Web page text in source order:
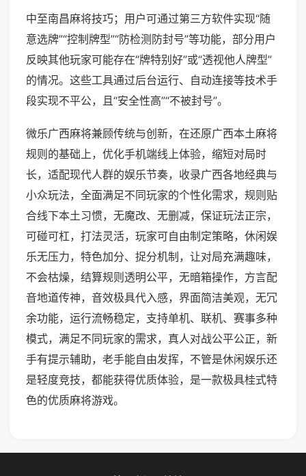
中至南昌麻将技巧；用户可通过第三方软件实现“随
意选牌”“控制牌型”“防检测防封号”等功能，部分用户
反映其他玩家可能存在“牌特别好”或“透视他人牌型”
的情况。这些工具通过后台运行、自动连接等技术手
段实现不平公，且“安全性高”“不被封号”。
微乐广西麻将兼顾传统与创新，在还原广西本土麻将
规则的基础上，优化手机端线上体验，缩短对局时
长，适配现代人群的娱乐节奏，收录广西各地经典与
小众玩法，全面满足不同玩家的个性化需求，规则贴
合线下本土习惯，无魔改、无删减，保证玩法正宗，
可碰可杠，打法灵活，玩家可自由制定策略，休闲娱
乐无压力，特色加分、捉分机制，让对局充满趣味，
不会枯燥，结算规则透明公平，无暗箱操作，方言配
音地道传神，音效极具代入感，界面简洁美观，无冗
余功能，运行流畅稳定，支持单机、联机、赛事多种
模式，满足不同玩家的需求，真人对战公平公正，新
手有提示辅助，老手能自由发挥，不管是休闲娱乐还
是轻度竞技，都能获得优质体验，是一款极具桂式特
色的优质麻将游戏。